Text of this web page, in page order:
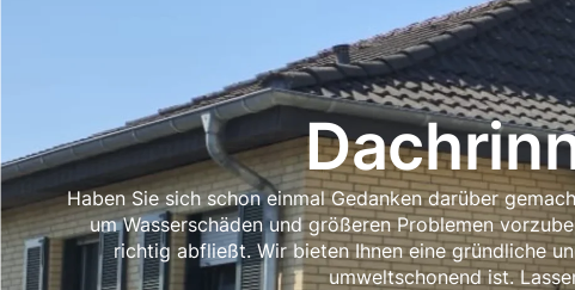
Haben Sie sich schon einmal Gedanken darüber
um Wasserschäden und größeren Problemen
richtig abfließt. Wir bieten Ihnen eine gründliche
umweltschonend ist.